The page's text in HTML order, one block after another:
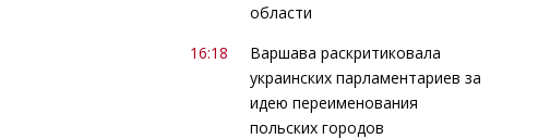
области
16:18
Варшава раскритиковала
украинских парламентариев за
идею переименования
польских городов